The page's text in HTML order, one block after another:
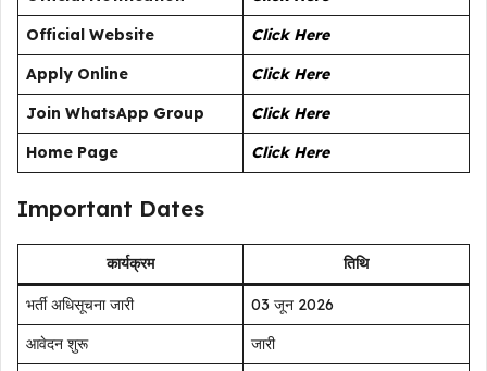
Official Website
Click Here
Apply Online
Click Here
Join WhatsApp Group
Click Here
Home Page
Click Here
Important Dates
कार्यक्रम तिथि
भर्ती अधिसूचना जारी
03 जून 2026
आवेदन शुरू
जारी